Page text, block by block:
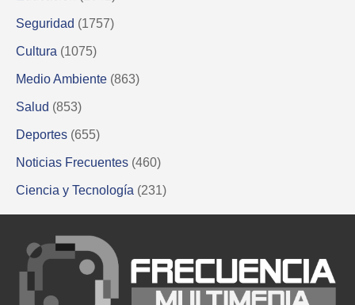
Seguridad (1757)
Cultura (1075)
Medio Ambiente (863)
Salud (853)
Deportes (655)
Noticias Frecuentes (460)
Ciencia y Tecnología (231)